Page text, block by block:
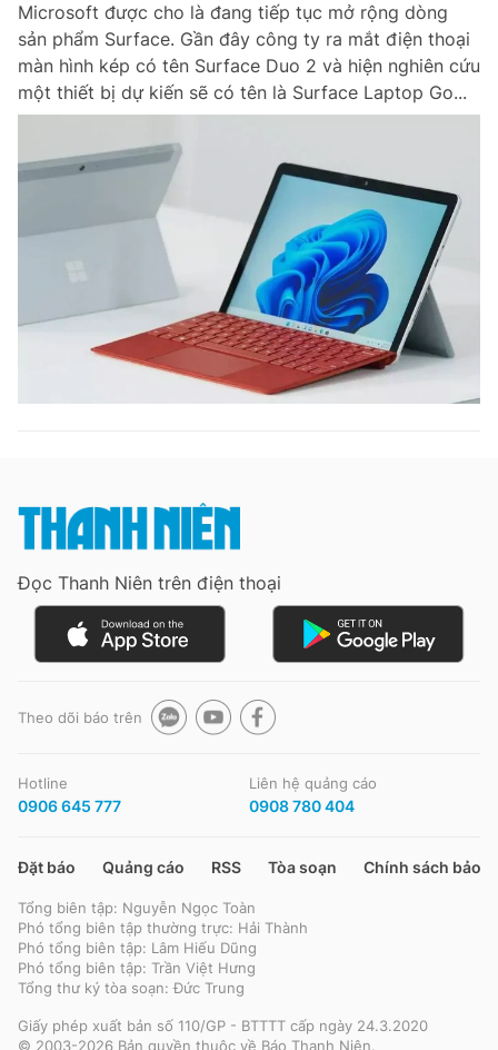
Hotline
0906 645 777
Liên hệ quảng cáo
0908 780 404
Phó tổng biên tập: Trần Việt Hưng
Tổng thư ký tòa soạn: Đức Trung
Giấy phép xuất bản số 110/GP - BTTTT cấp ngày 24.3.2020
© 2003-2026 Bản quyền thuộc về Báo Thanh Niên. Cấm sao chép
dưới mọi hình thức nếu không có sự chấp thuận bằng văn bản.
Phát triển bởi ePi Technologies, JSC.
Microsoft được cho là đang tiếp tục mở rộng dòng
sản phẩm Surface. Gần đây công ty ra mắt điện thoại
màn hình kép có tên Surface Duo 2 và hiện nghiên cứu
một thiết bị dự kiến sẽ có tên là Surface Laptop Go...
Đọc Thanh Niên trên điện thoại
Theo dõi báo trên
Hotline
0906 645 777
Liên hệ quảng cáo
0908 780 404
Đặt báo Quảng cáo RSS Tòa soạn Chính sách bảo
Tổng biên tập: Nguyễn Ngọc Toàn
Phó tổng biên tập thường trực: Hải Thành
Phó tổng biên tập: Lâm Hiếu Dũng
Phó tổng biên tập: Trần Việt Hưng
Tổng thư ký tòa soạn: Đức Trung
Giấy phép xuất bản số 110/GP - BTTTT cấp ngày 24.3.2020
© 2003-2026 Bản quyền thuộc về Báo Thanh Niên.